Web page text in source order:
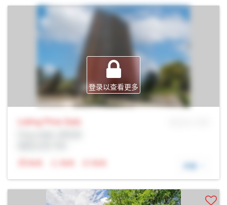
登录以查看更多
Listing Price Sale
N/A
N/A N/A 详细